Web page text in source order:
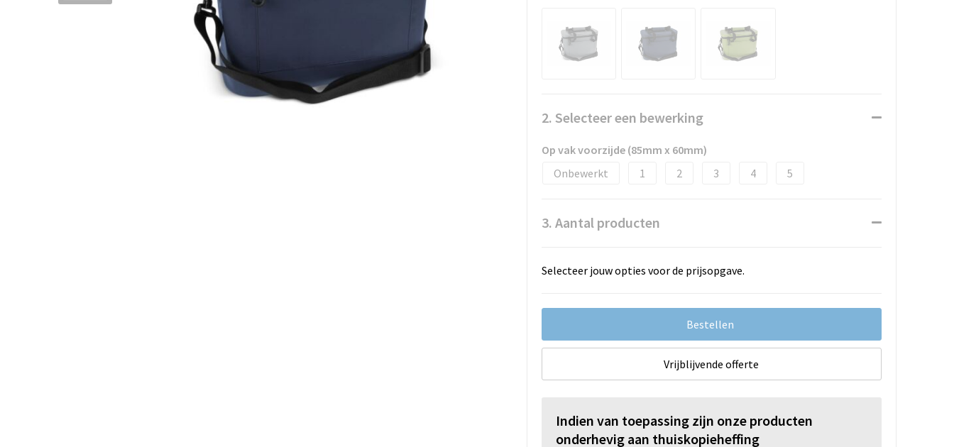
2. Selecteer een bewerking
Op vak voorzijde (85mm x 60mm)
Onbewerkt
1 2 3 4 5
3. Aantal producten
Selecteer jouw opties voor de prijsopgave.
Bestellen
Vrijblijvende offerte
Indien van toepassing zijn onze producten
onderhevig aan thuiskopieheffing